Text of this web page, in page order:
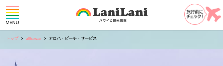
トップ allhawaii アロハ・ビーチ・サービス